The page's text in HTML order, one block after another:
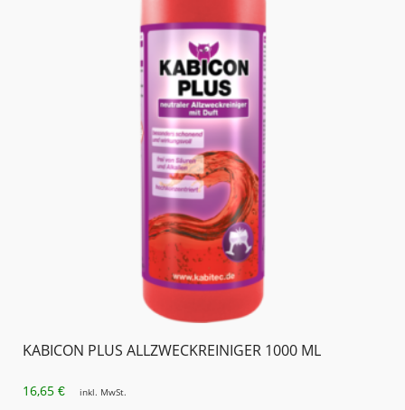
KABICON PLUS ALLZWECKREINIGER 1000 ML
16,65 € inkl. MwSt.